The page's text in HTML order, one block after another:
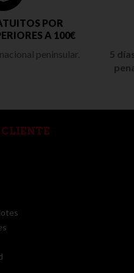
POR
A 100€
peninsular.
5